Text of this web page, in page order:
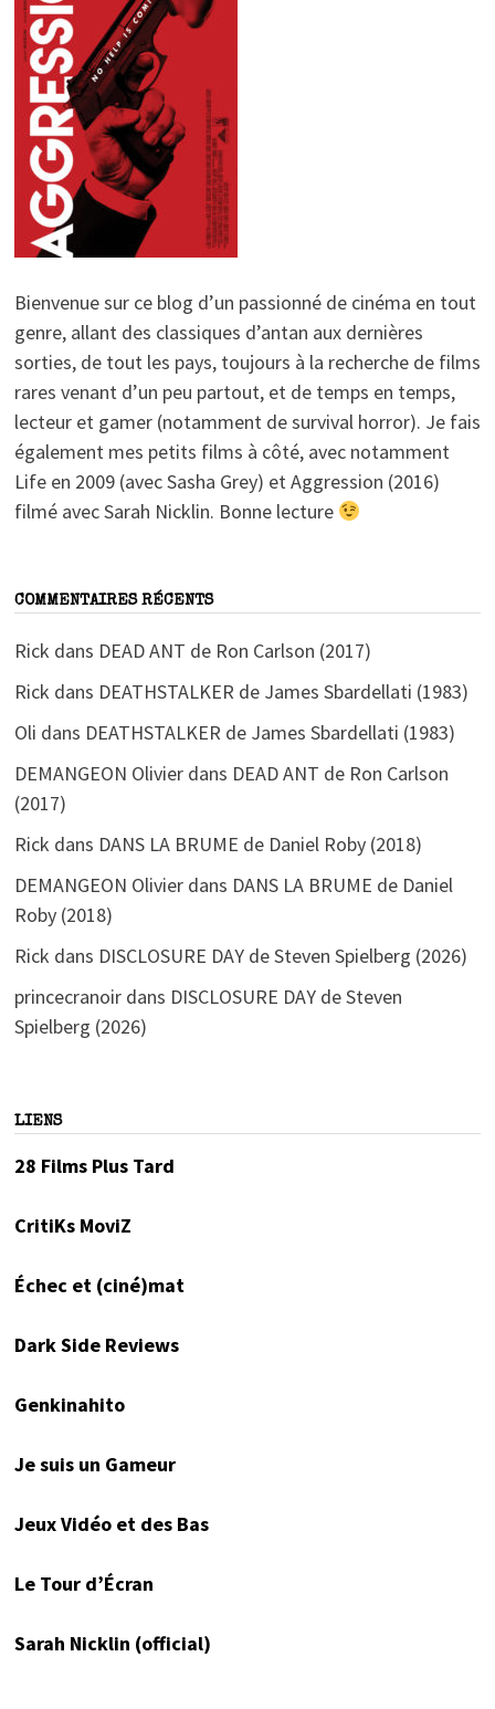
Bienvenue sur ce blog d’un passionné de cinéma en tout
genre, allant des classiques d’antan aux dernières
sorties, de tout les pays, toujours à la recherche de films
rares venant d’un peu partout, et de temps en temps,
lecteur et gamer (notamment de survival horror). Je fais
également mes petits films à côté, avec notamment
Life en 2009 (avec Sasha Grey) et Aggression (2016)
filmé avec Sarah Nicklin. Bonne lecture
COMMENTAIRES RÉCENTS
Rick dans DEAD ANT de Ron Carlson (2017)
Rick dans DEATHSTALKER de James Sbardellati (1983)
Oli dans DEATHSTALKER de James Sbardellati (1983)
DEMANGEON Olivierdans DEAD ANT de Ron Carlson
(2017)
Rick dans DANS LA BRUME de Daniel Roby (2018)
DEMANGEON Olivierdans DANS LA BRUME de Daniel
Roby (2018)
Rick dans DISCLOSURE DAY de Steven Spielberg (2026)
princecranoirdans DISCLOSURE DAY de Steven
Spielberg (2026)
LIENS
28 Films Plus Tard
CritiKs MoviZ
Échec et (ciné)mat
Dark Side Reviews
Genkinahito
Je suis un Gameur
Jeux Vidéo et des Bas
Le Tour d’Écran
Sarah Nicklin (official)